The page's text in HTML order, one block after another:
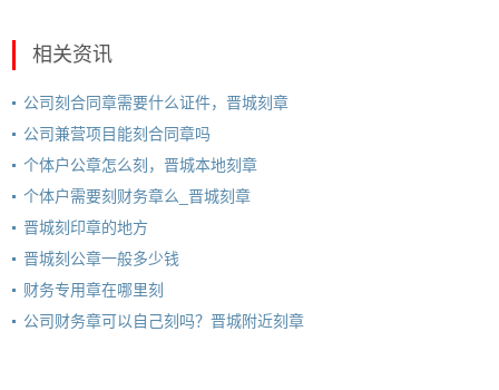
相关资讯
公司刻合同章需要什么证件，晋城刻章
公司兼营项目能刻合同章吗
个体户公章怎么刻，晋城本地刻章
个体户需要刻财务章么_晋城刻章
晋城刻印章的地方
晋城刻公章一般多少钱
财务专用章在哪里刻
公司财务章可以自己刻吗？晋城附近刻章